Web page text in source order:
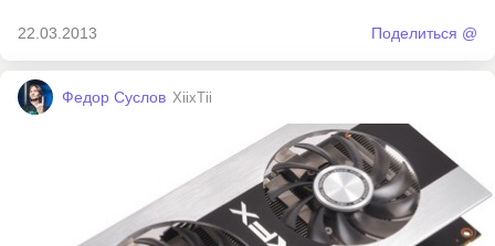
22.03.2013 Поделиться @
Федор Суслов XiixTii